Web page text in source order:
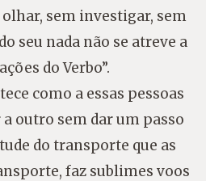
sem investigar, sem
seu nada não se atreve a
do Verbo”.
como a essas pessoas
outro sem dar um passo
do transporte que as
faz sublimes voos